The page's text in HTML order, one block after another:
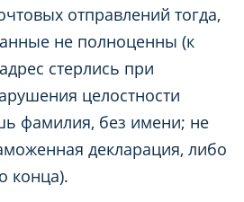
отправлений тогда,
не полноценны (к
стерлись при
целостности
фамилия, без имени; не
декларация, либо
конца).